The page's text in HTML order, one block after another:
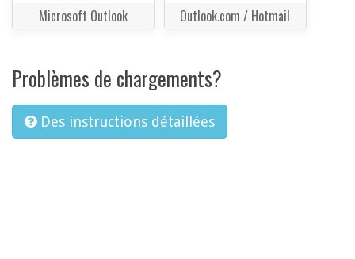
Microsoft Outlook Outlook.com / Hotmail
Problèmes de chargements?
Des instructions détaillées